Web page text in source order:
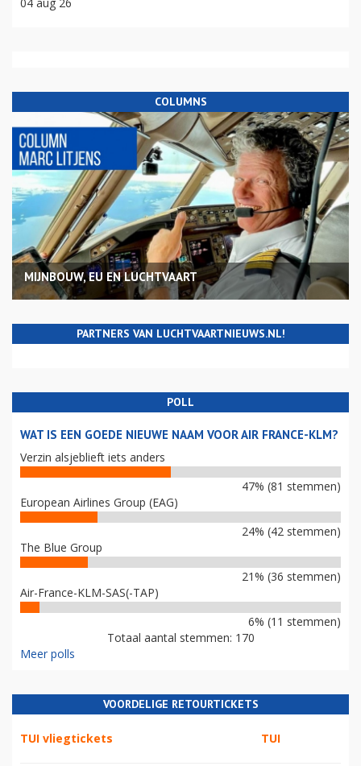
COLUMNS
MIJNBOUW, EU EN LUCHTVAART
PARTNERS VAN LUCHTVAARTNIEUWS.NL!
POLL
WAT IS EEN GOEDE NIEUWE NAAM VOOR AIR FRANCE-KLM?
Verzin alsjeblieft iets anders
47% (81 stemmen)
European Airlines Group (EAG)
24% (42 stemmen)
The Blue Group
21% (36 stemmen)
Air-France-KLM-SAS(-TAP)
6% (11 stemmen)
Totaal aantal stemmen: 170
Meer polls
VOORDELIGE RETOURTICKETS
TUI vliegtickets TUI